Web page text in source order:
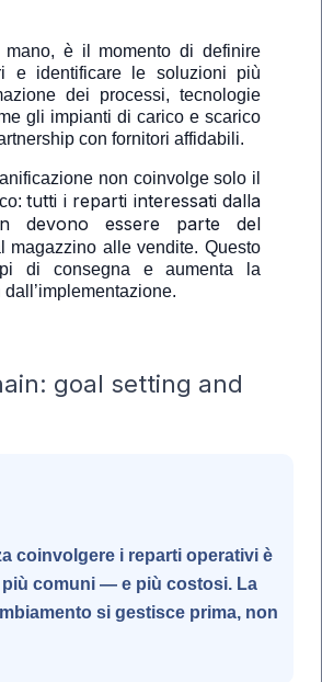
è il momento di definire
e identificare le soluzioni più
dei processi, tecnologie
gli impianti di carico e scarico
con fornitori affidabili.
non coinvolge solo il
tutti i reparti interessati dalla
devono essere parte del
magazzino alle vendite. Questo
di consegna e aumenta la
coinvolgere i reparti operativi è
comuni — e più costosi. La
si gestisce prima, non